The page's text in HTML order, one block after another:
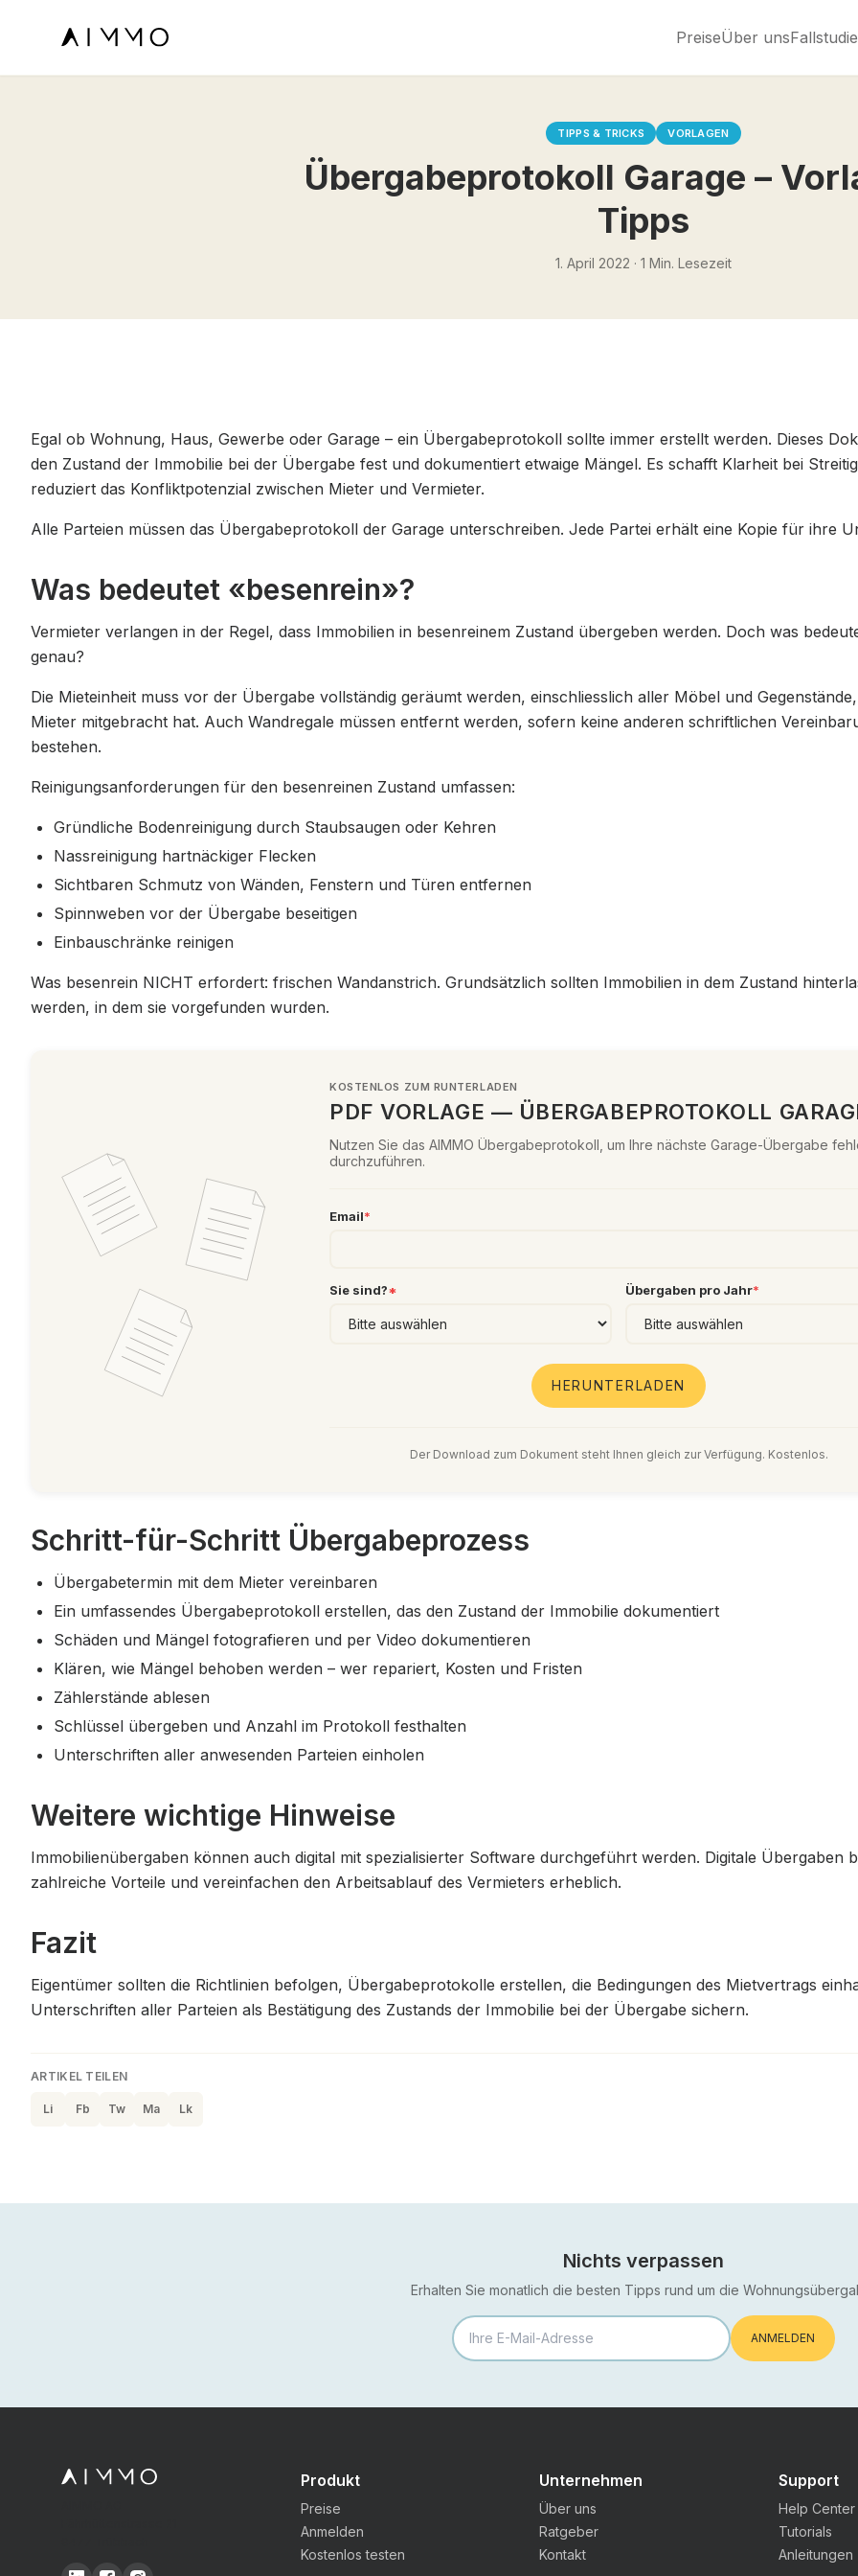
PreiseÜber uns
TIPPS & TRICKS VORLAGEN
Übergabeprotokoll Garage –
Tipps
1. April 2022 · 1 Min. Lesezeit
Egal ob Wohnung, Haus, Gewerbe oder Garage – ein Übergabeprotokoll sollte immer erstellt werden. Dieses
den Zustand der Immobilie bei der Übergabe fest und dokumentiert etwaige Mängel. Es schafft Klarheit bei
reduziert das Konfliktpotenzial zwischen Mieter und Vermieter.
Alle Parteien müssen das Übergabeprotokoll der Garage unterschreiben. Jede Partei erhält eine Kopie für ihre
Was bedeutet «besenrein»?
Vermieter verlangen in der Regel, dass Immobilien in besenreinem Zustand übergeben werden. Doch was
genau?
Die Mieteinheit muss vor der Übergabe vollständig geräumt werden, einschliesslich aller Möbel und
Mieter mitgebracht hat. Auch Wandregale müssen entfernt werden, sofern keine anderen schriftlichen
bestehen.
Reinigungsanforderungen für den besenreinen Zustand umfassen:
Gründliche Bodenreinigung durch Staubsaugen oder Kehren
Nassreinigung hartnäckiger Flecken
Sichtbaren Schmutz von Wänden, Fenstern und Türen entfernen
Spinnweben vor der Übergabe beseitigen
Einbauschränke reinigen
Was besenrein NICHT erfordert: frischen Wandanstrich. Grundsätzlich sollten Immobilien in dem Zustand
werden, in dem sie vorgefunden wurden.
KOSTENLOS ZUM RUNTERLADEN
PDF VORLAGE — ÜBERGABEPROTOKOLL
Nutzen Sie das AIMMO Übergabeprotokoll, um Ihre nächste Garage-Übergabe
durchzuführen.
Email*
Sie sind?* Übergaben pro Jahr*
HERUNTERLADEN
Der Download zum Dokument steht Ihnen gleich zur Verfügung. Kostenlos.
Schritt-für-Schritt Übergabeprozess
Übergabetermin mit dem Mieter vereinbaren
Ein umfassendes Übergabeprotokoll erstellen, das den Zustand der Immobilie dokumentiert
Schäden und Mängel fotografieren und per Video dokumentieren
Klären, wie Mängel behoben werden – wer repariert, Kosten und Fristen
Zählerstände ablesen
Schlüssel übergeben und Anzahl im Protokoll festhalten
Unterschriften aller anwesenden Parteien einholen
Weitere wichtige Hinweise
Immobilienübergaben können auch digital mit spezialisierter Software durchgeführt werden. Digitale Übergaben
zahlreiche Vorteile und vereinfachen den Arbeitsablauf des Vermieters erheblich.
Fazit
Eigentümer sollten die Richtlinien befolgen, Übergabeprotokolle erstellen, die Bedingungen des Mietvertrags
Unterschriften aller Parteien als Bestätigung des Zustands der Immobilie bei der Übergabe sichern.
ARTIKEL TEILEN
Li Fb Tw Ma Lk
Nichts verpassen
Erhalten Sie monatlich die besten Tipps rund um die
ANMELDEN
Produkt
Preise
Anmelden
Kostenlos testen
Unternehmen
Über uns
Ratgeber
Kontakt
Support
Help Center
Tutorials
Anleitungen